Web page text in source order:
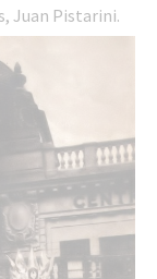
Juan Pistarini.